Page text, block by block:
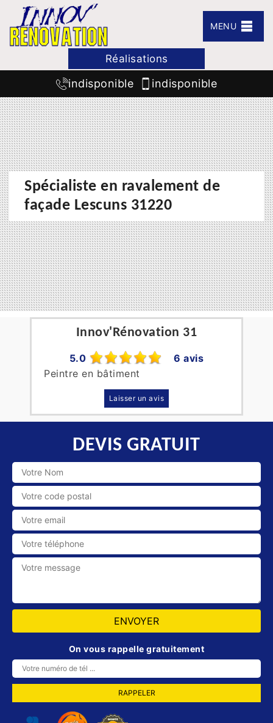
MENU
Réalisations
indisponible indisponible
Spécialiste en ravalement de
façade Lescuns 31220
Innov'Rénovation 31
5.0
6 avis
Peintre en bâtiment
Laisser un avis
DEVIS GRATUIT
On vous rappelle gratuitement